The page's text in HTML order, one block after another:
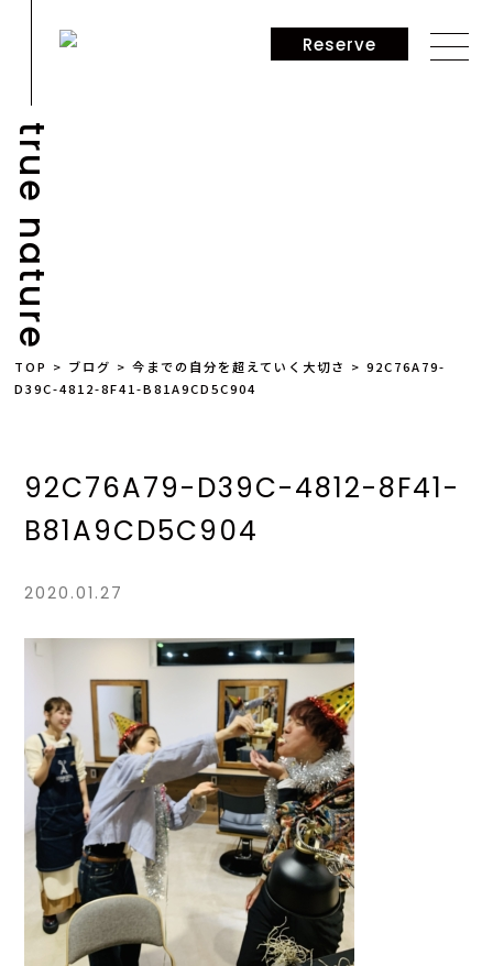
Reserve
true nature
TOP > ブログ >今までの自分を超えていく大切さ >92C76A79-
D39C-4812-8F41-B81A9CD5C904
92C76A79-D39C-4812-8F41-
B81A9CD5C904
2020.01.27